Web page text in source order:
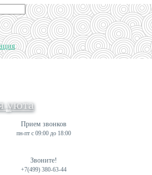
Прием звонков
пн-пт с 09:00 до 18:00
Звоните!
+7(499) 380-63-44